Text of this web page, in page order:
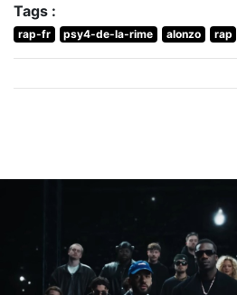
Tags :
rap-fr psy4-de-la-rime alonzo rap